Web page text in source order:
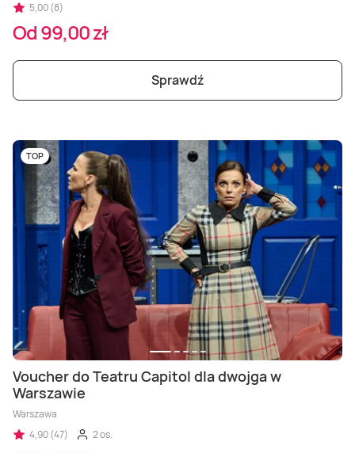
5,00 (8)
Od 99,00 zł
Sprawdź
TOP
Voucher do Teatru Capitol dla dwojga w
Warszawie
Warszawa
4,90 (47)
2 os.